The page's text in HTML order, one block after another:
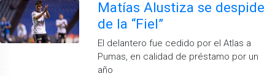
Matías Alustiza se despide
de la “Fiel”
El delantero fue cedido por el Atlas a
Pumas, en calidad de préstamo por un
año